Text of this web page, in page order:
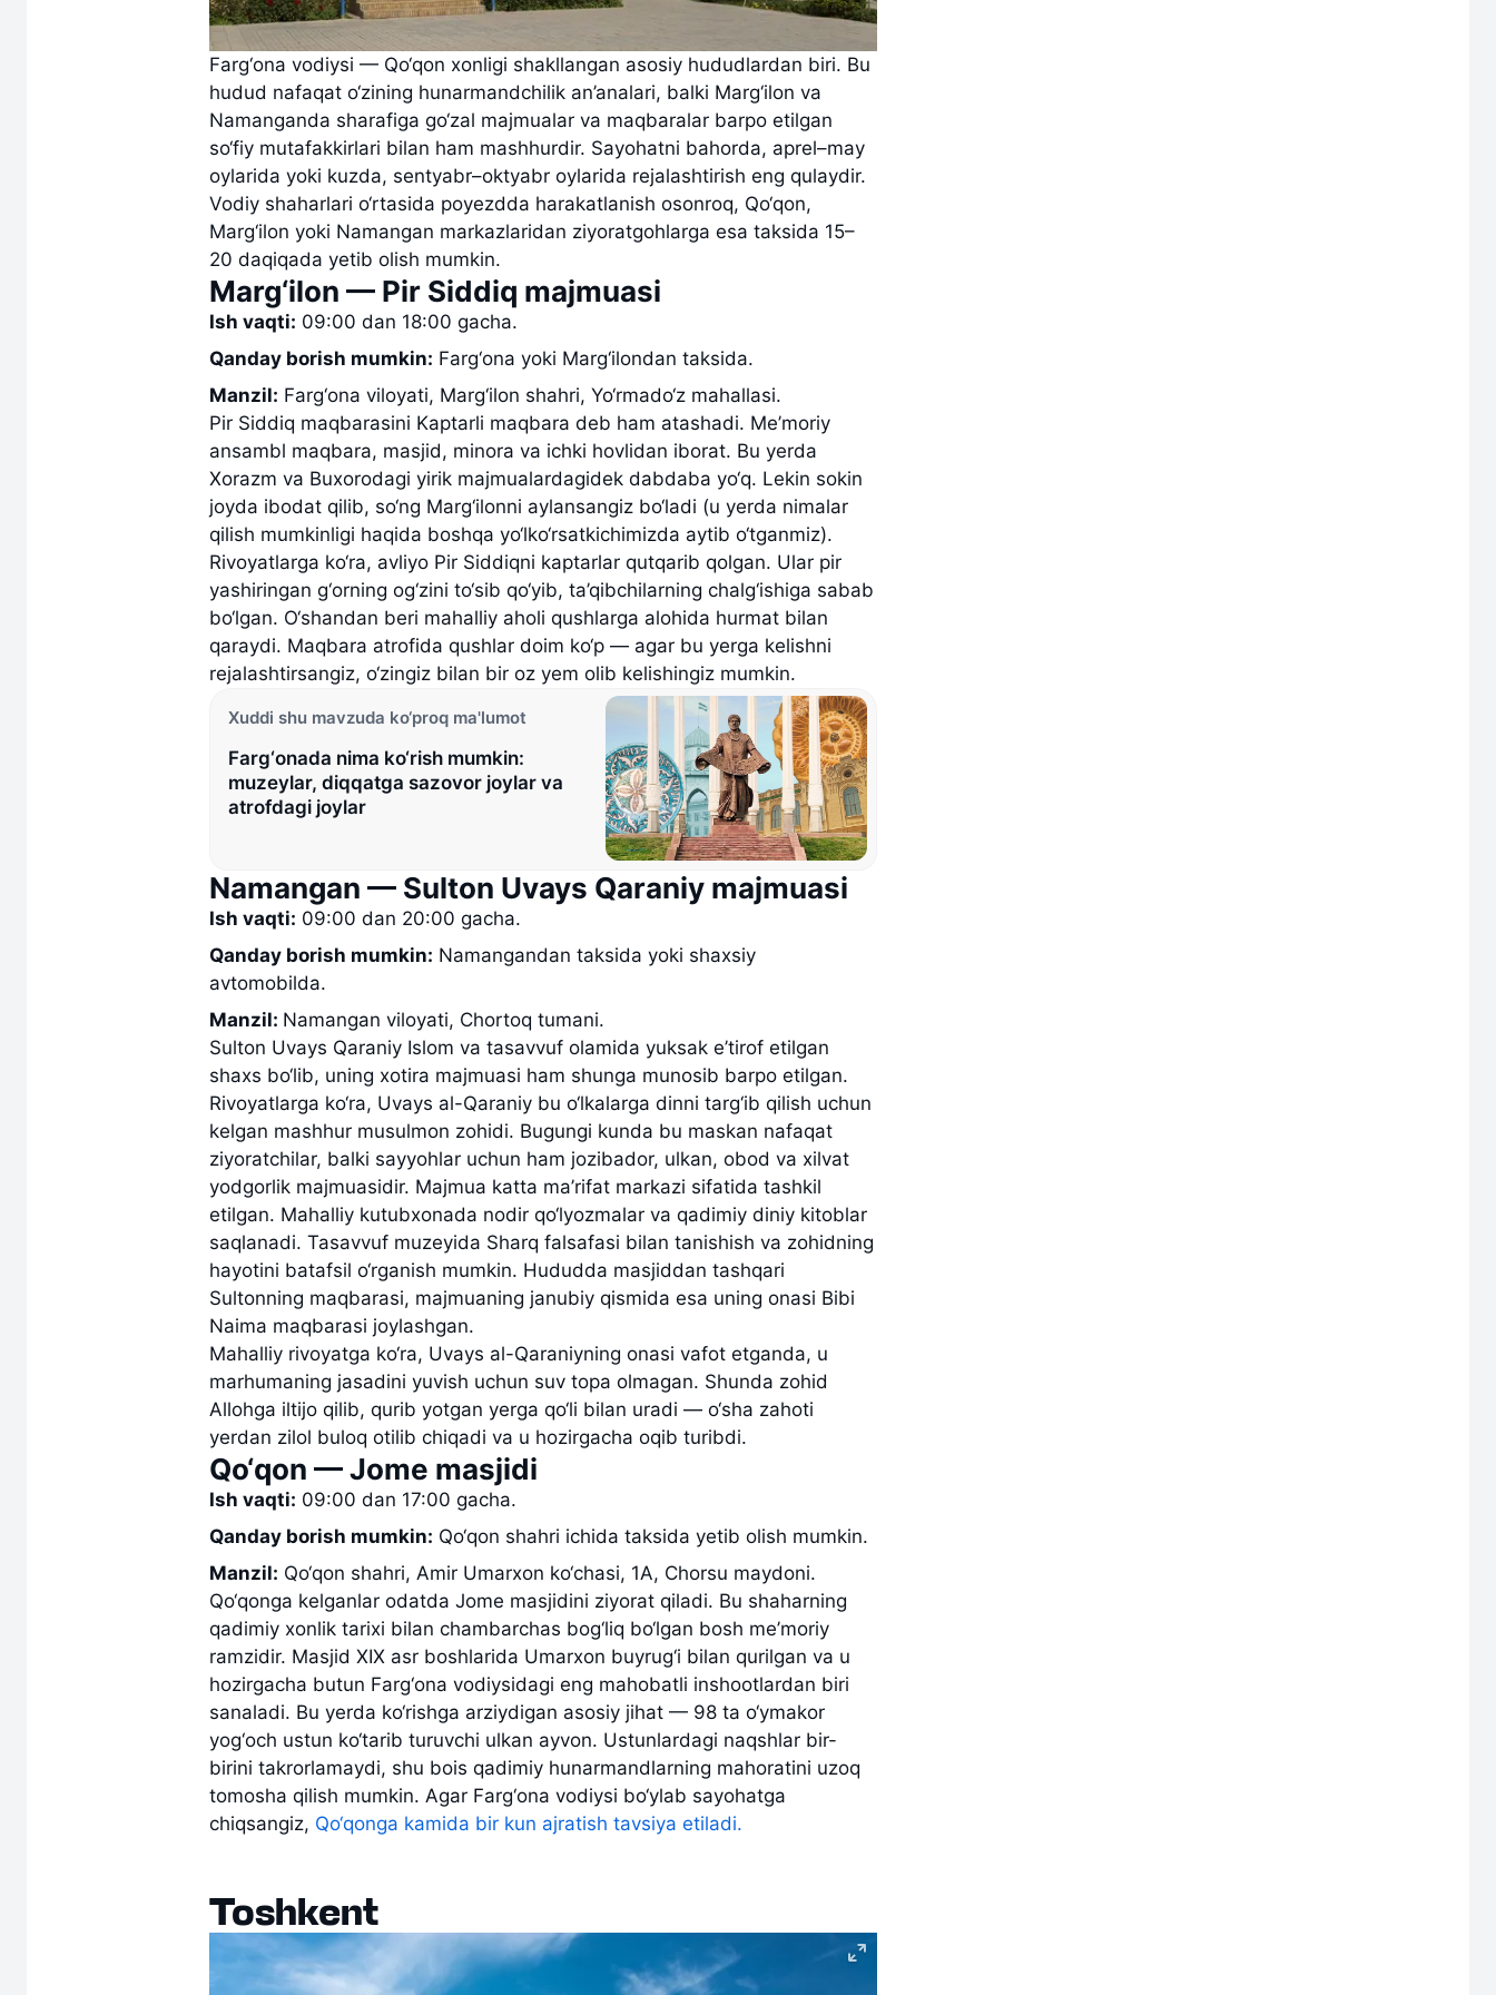
Farg‘ona vodiysi — Qo‘qon xonligi shakllangan asosiy hududlardan biri. Bu
hudud nafaqat o‘zining hunarmandchilik an’analari, balki Marg‘ilon va
Namanganda sharafiga go‘zal majmualar va maqbaralar barpo etilgan
so‘fiy mutafakkirlari bilan ham mashhurdir. Sayohatni bahorda, aprel–may
oylarida yoki kuzda, sentyabr–oktyabr oylarida rejalashtirish eng qulaydir.
Vodiy shaharlari o‘rtasida poyezdda harakatlanish osonroq, Qo‘qon,
Marg‘ilon yoki Namangan markazlaridan ziyoratgohlarga esa taksida 15–
20 daqiqada yetib olish mumkin.
Marg‘ilon — Pir Siddiq majmuasi
Ish vaqti: 09:00 dan 18:00 gacha.
Qanday borish mumkin: Farg‘ona yoki Marg‘ilondan taksida.
Manzil: Farg‘ona viloyati, Marg‘ilon shahri, Yo‘rmado‘z mahallasi.
Pir Siddiq maqbarasini Kaptarli maqbara deb ham atashadi. Me’moriy
ansambl maqbara, masjid, minora va ichki hovlidan iborat. Bu yerda
Xorazm va Buxorodagi yirik majmualardagidek dabdaba yo‘q. Lekin sokin
joyda ibodat qilib, so‘ng Marg‘ilonni aylansangiz bo‘ladi (u yerda nimalar
qilish mumkinligi haqida boshqa yo‘lko‘rsatkichimizda aytib o‘tganmiz).
Rivoyatlarga ko‘ra, avliyo Pir Siddiqni kaptarlar qutqarib qolgan. Ular pir
yashiringan g‘orning og‘zini to‘sib qo‘yib, ta’qibchilarning chalg‘ishiga sabab
bo‘lgan. O‘shandan beri mahalliy aholi qushlarga alohida hurmat bilan
qaraydi. Maqbara atrofida qushlar doim ko‘p — agar bu yerga kelishni
rejalashtirsangiz, o‘zingiz bilan bir oz yem olib kelishingiz mumkin.
Xuddi shu mavzuda ko‘proq ma'lumot
Farg‘onada nima ko‘rish mumkin:
muzeylar, diqqatga sazovor joylar va
atrofdagi joylar
Namangan — Sulton Uvays Qaraniy majmuasi
Ish vaqti: 09:00 dan 20:00 gacha.
Qanday borish mumkin: Namangandan taksida yoki shaxsiy
avtomobilda.
Manzil: Namangan viloyati, Chortoq tumani.
Sulton Uvays Qaraniy Islom va tasavvuf olamida yuksak e’tirof etilgan
shaxs bo‘lib, uning xotira majmuasi ham shunga munosib barpo etilgan.
Rivoyatlarga ko‘ra, Uvays al-Qaraniy bu o‘lkalarga dinni targ‘ib qilish uchun
kelgan mashhur musulmon zohidi. Bugungi kunda bu maskan nafaqat
ziyoratchilar, balki sayyohlar uchun ham jozibador, ulkan, obod va xilvat
yodgorlik majmuasidir. Majmua katta ma’rifat markazi sifatida tashkil
etilgan. Mahalliy kutubxonada nodir qo‘lyozmalar va qadimiy diniy kitoblar
saqlanadi. Tasavvuf muzeyida Sharq falsafasi bilan tanishish va zohidning
hayotini batafsil o‘rganish mumkin. Hududda masjiddan tashqari
Sultonning maqbarasi, majmuaning janubiy qismida esa uning onasi Bibi
Naima maqbarasi joylashgan.
Mahalliy rivoyatga ko‘ra, Uvays al-Qaraniyning onasi vafot etganda, u
marhumaning jasadini yuvish uchun suv topa olmagan. Shunda zohid
Allohga iltijo qilib, qurib yotgan yerga qo‘li bilan uradi — o‘sha zahoti
yerdan zilol buloq otilib chiqadi va u hozirgacha oqib turibdi.
Qo‘qon — Jome masjidi
Ish vaqti: 09:00 dan 17:00 gacha.
Qanday borish mumkin: Qo‘qon shahri ichida taksida yetib olish mumkin.
Manzil: Qo‘qon shahri, Amir Umarxon ko‘chasi, 1A, Chorsu maydoni.
Qo‘qonga kelganlar odatda Jome masjidini ziyorat qiladi. Bu shaharning
qadimiy xonlik tarixi bilan chambarchas bog‘liq bo‘lgan bosh me’moriy
ramzidir. Masjid XIX asr boshlarida Umarxon buyrug‘i bilan qurilgan va u
hozirgacha butun Farg‘ona vodiysidagi eng mahobatli inshootlardan biri
sanaladi. Bu yerda ko‘rishga arziydigan asosiy jihat — 98 ta o‘ymakor
yog‘och ustun ko‘tarib turuvchi ulkan ayvon. Ustunlardagi naqshlar bir-
birini takrorlamaydi, shu bois qadimiy hunarmandlarning mahoratini uzoq
tomosha qilish mumkin. Agar Farg‘ona vodiysi bo‘ylab sayohatga
chiqsangiz, Qo‘qonga kamida bir kun ajratish tavsiya etiladi.
Toshkent